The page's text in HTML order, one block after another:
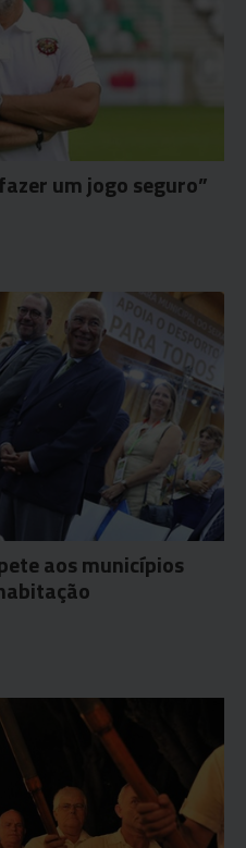
um jogo seguro”
aos municípios